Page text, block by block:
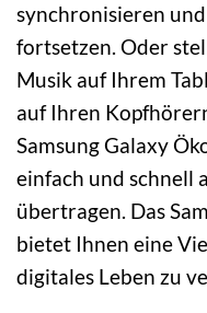
synchronisieren
fortsetzen. Oder
Musik auf Ihrem
auf Ihren
Samsung Galaxy
einfach und schnell
übertragen. Das
bietet Ihnen eine
digitales Leben zu